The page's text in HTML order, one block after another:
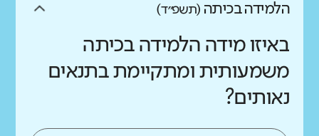
הלמידה בכיתה (תשפ״ד)
באיזו מידה הלמידה בכיתה
משמעותית ומתקיימת בתנאים
נאותים?